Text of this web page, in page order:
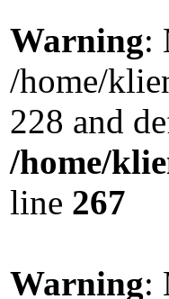
Warning:
/home/
228 and
/home/
line 267
Warning: